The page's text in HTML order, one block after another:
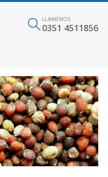
LLAMENOS
0351 4511856